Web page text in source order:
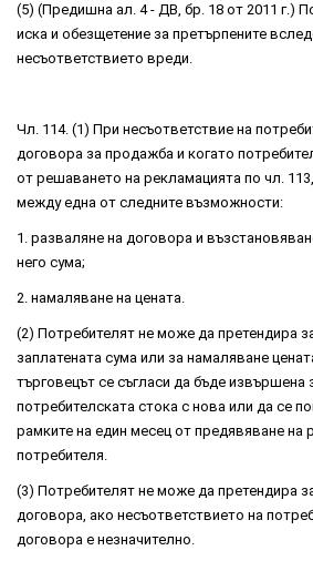
(5) (Предишна ал. 4 - ДВ, бр. 18 от 2011 г.)
иска и обезщетение за претърпените
несъответствието вреди.
Чл. 114. (1) При несъответствие на
договора за продажба и когато
от решаването на рекламацията по чл.
между една от следните възможности:
1. разваляне на договора и
него сума;
2. намаляване на цената.
(2) Потребителят не може да претендира
заплатената сума или за намаляване
търговецът се съгласи да бъде извършена
потребителската стока с нова или да се
рамките на един месец от предявяване на
потребителя.
(3) Потребителят не може да претендира
договора, ако несъответствието на
договора е незначително.